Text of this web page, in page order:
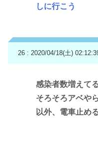
しに行こう
26 : 2020/04/18(土)
感染者数増えて
そろそろアベや
以外、電車止め